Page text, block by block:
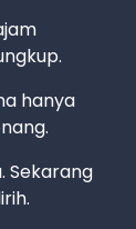
hanya
Sekarang